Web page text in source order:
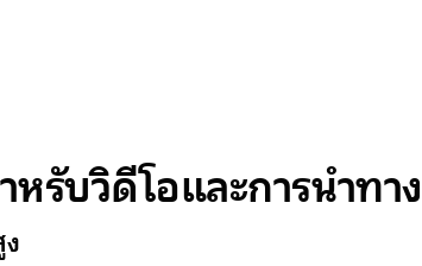
รับวิดีโอและการนำทาง